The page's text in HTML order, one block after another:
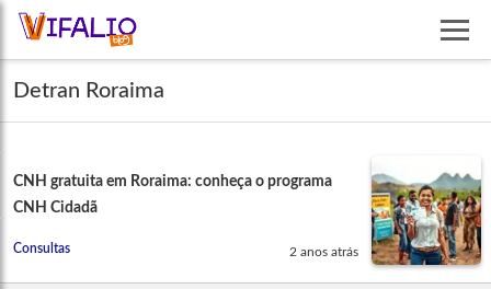
Detran Roraima
CNH gratuita em Roraima: conheça o programa
CNH Cidadã
Consultas 2 anos atrás